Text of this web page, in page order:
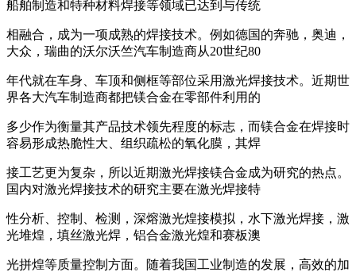
船舶制造和特种材料焊接等领域已达到与传统
相融合，成为一项成熟的焊接技术。例如德国的奔驰，奥迪，
大众，瑞曲的沃尔沃竺汽车制造商从20世纪80
年代就在车身、车顶和侧框等部位采用激光焊接技术。近期世
界各大汽车制造商都把镁合金在零部件利用的
多少作为衡量其产品技术领先程度的标志，而镁合金在焊接时
容易形成热脆性大、组织疏松的氧化膜，其焊
接工艺更为复杂，所以近期激光焊接镁合金成为研究的热点。
国内对激光焊接技术的研究主要在激光焊接特
性分析、控制、检测，深熔激光煌接模拟，水下激光焊接，激
光堆煌，填丝激光焊，铝合金激光煌和赛板澳
光拼煌等质量控制方面。随着我国工业制造的发展，高效的加